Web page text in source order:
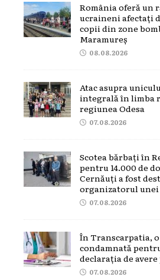
România oferă un
ucraineni afectați
copii din zone
Maramureș
08.08.2026
Atac asupra
integrală în limba
regiunea Odesa
07.08.2026
Scotea bărbați în
pentru 14.000 de
Cernăuți a fost
organizatorul unei
07.08.2026
În Transcarpatia,
condamnată
declarația de
07.08.2026